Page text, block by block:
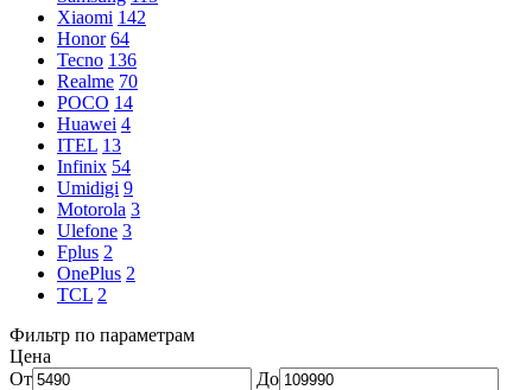
Xiaomi 142
Honor 64
Tecno 136
Realme 70
POCO 14
Huawei 4
ITEL 13
Infinix 54
Umidigi 9
Motorola 3
Ulefone 3
Fplus 2
OnePlus 2
TCL 2
Фильтр по параметрам
Цена
От
До